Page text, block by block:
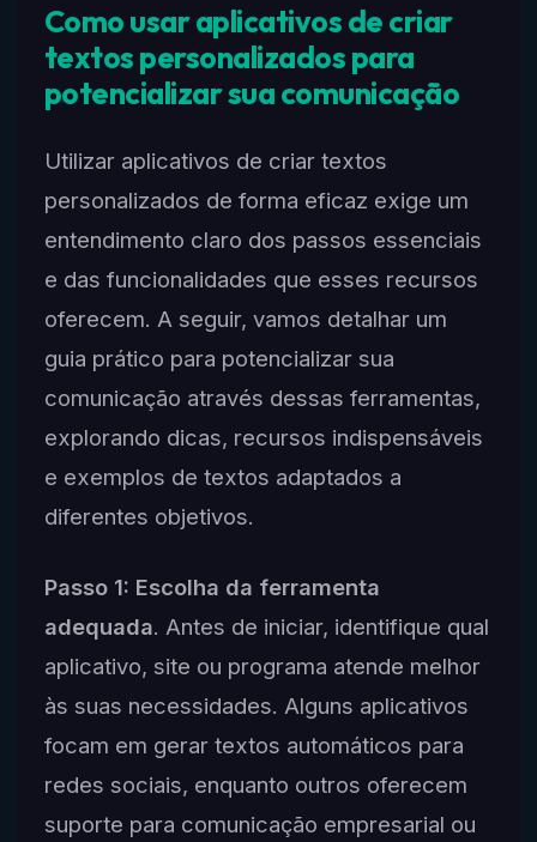
Como usar aplicativos de criar
textos personalizados para
potencializar sua comunicação
Utilizar aplicativos de criar textos
personalizados de forma eficaz exige um
entendimento claro dos passos essenciais
e das funcionalidades que esses recursos
oferecem. A seguir, vamos detalhar um
guia prático para potencializar sua
comunicação através dessas ferramentas,
explorando dicas, recursos indispensáveis
e exemplos de textos adaptados a
diferentes objetivos.
Passo 1: Escolha da ferramenta
adequada. Antes de iniciar, identifique qual
aplicativo, site ou programa atende melhor
às suas necessidades. Alguns aplicativos
focam em gerar textos automáticos para
redes sociais, enquanto outros oferecem
suporte para comunicação empresarial ou